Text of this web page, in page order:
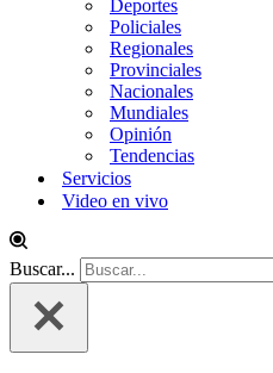
Deportes
Policiales
Regionales
Provinciales
Nacionales
Mundiales
Opinión
Tendencias
Servicios
Video en vivo
Buscar...